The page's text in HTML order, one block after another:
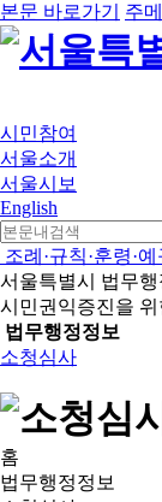
본문 바로가기 주
시민참여
서울소개
서울시보
English
조례·규칙·훈령·예
서울특별시 법무
시민권익증진을
법무행정정보
소청심사
홈
법무행정정보